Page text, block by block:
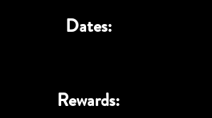
Dates:
Rewards: